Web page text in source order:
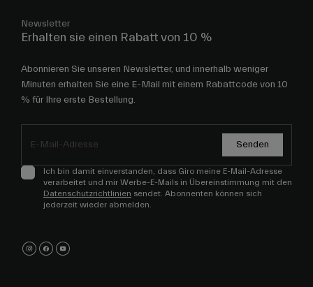
Newsletter
Erhalten sie einen Rabatt von 10 %
Abonnieren Sie unseren Newsletter, und innerhalb weniger
Minuten erhalten Sie eine E-Mail mit einem Rabattcode von 10
% für Ihre erste Bestellung.
Senden
Ich bin damit einverstanden, dass Giro meine E-Mail-Adresse
verarbeitet und mir Werbe-E-Mails in Übereinstimmung mit den
Datenschutzrichtlinien sendet. Abonnenten können sich
jederzeit wieder abmelden.